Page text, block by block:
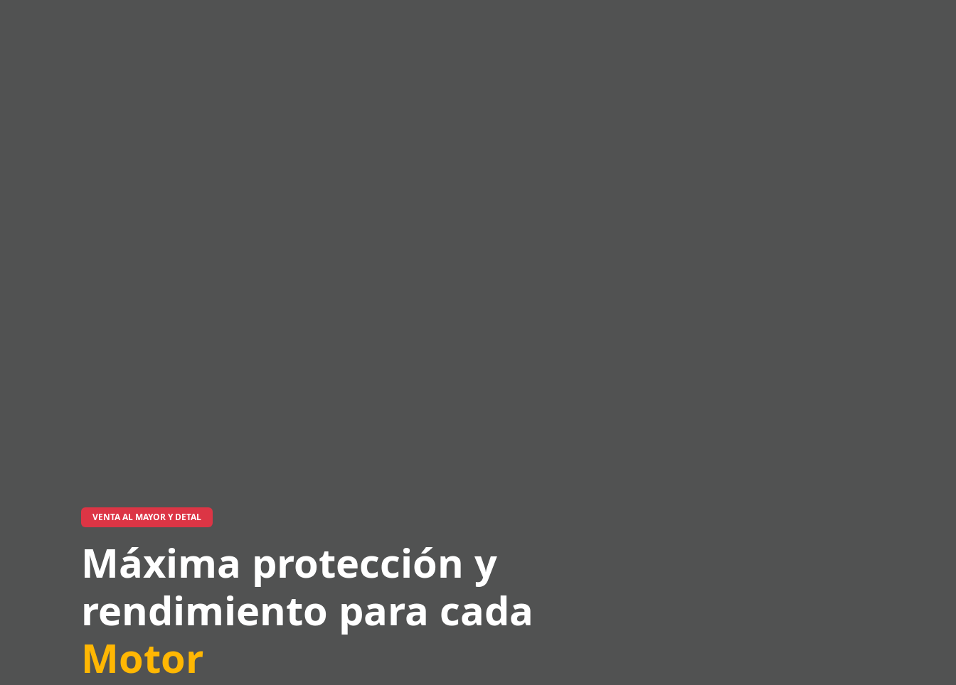
VENTA AL MAYOR Y DETAL
Máxima protección y
rendimiento para cada
Motor